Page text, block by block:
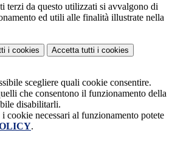
terzi da questo utilizzati si avvalgono di
ed utili alle finalità illustrate nella
i cookies Accetta tutti i cookies
scegliere quali cookie consentire.
che consentono il funzionamento della
disabilitarli.
cookie necessari al funzionamento potete
.